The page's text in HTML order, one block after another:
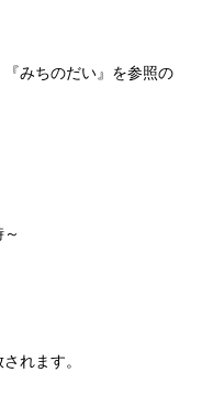
みちのだい』を参照の
れます。